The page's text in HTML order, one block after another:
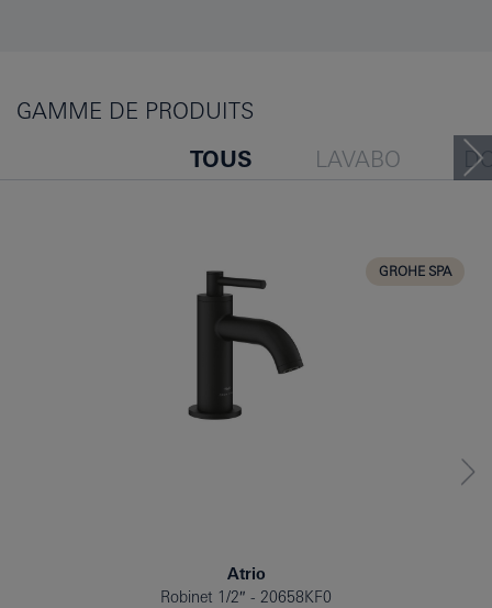
GAMME DE PRODUITS
TOUS LAVABO
GROHE SPA
Atrio
Robinet 1/2″
20658KF0